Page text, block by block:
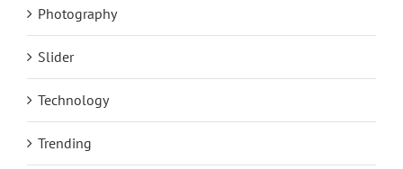
Photography
Slider
Technology
Trending